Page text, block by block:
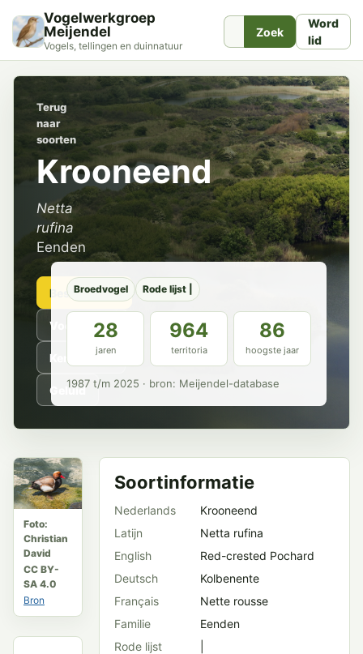
Vogelwerkgroep
Meijendel
Vogels, tellingen en duinnatuur
Zoek
Word
lid
Terug
naar
soorten
Krooneend
Netta
rufina
Eenden
Beschrijving
Voorkomen
Kenmerken
Geluid
Broedvogel Rode lijst |
28
jaren
964
territoria
86
hoogste jaar
1987 t/m 2025 · bron: Meijendel-database
Foto:
Christian
David
CC BY-
SA 4.0
Bron
Soortinformatie
Nederlands
Krooneend
Latijn
Netta rufina
English
Red-crested Pochard
Deutsch
Kolbenente
Français
Nette rousse
Familie
Eenden
Rode lijst